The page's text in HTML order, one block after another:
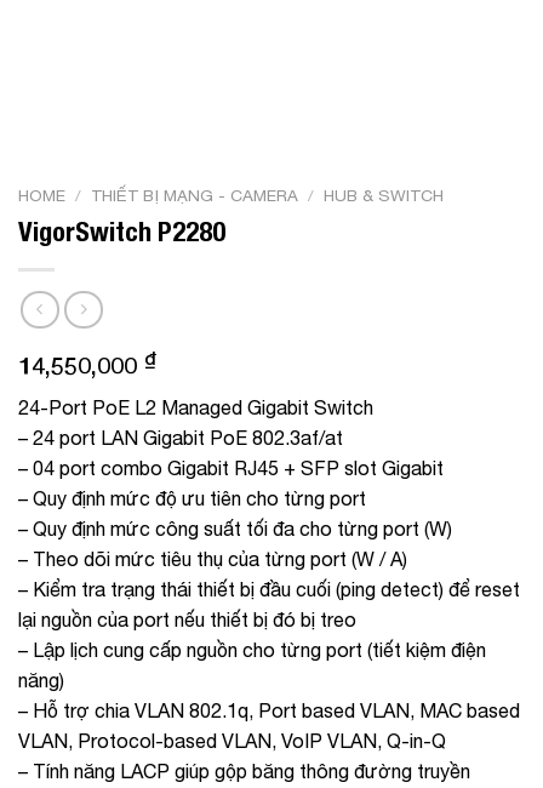
HOME / THIẾT BỊ MẠNG - CAMERA / HUB & SWITCH
VigorSwitch P2280
14,550,000 ₫
24-Port PoE L2 Managed Gigabit Switch
– 24 port LAN Gigabit PoE 802.3af/at
– 04 port combo Gigabit RJ45 + SFP slot Gigabit
– Quy định mức độ ưu tiên cho từng port
– Quy định mức công suất tối đa cho từng port (W)
– Theo dõi mức tiêu thụ của từng port (W / A)
– Kiểm tra trạng thái thiết bị đầu cuối (ping detect) để reset
lại nguồn của port nếu thiết bị đó bị treo
– Lập lịch cung cấp nguồn cho từng port (tiết kiệm điện
năng)
– Hỗ trợ chia VLAN 802.1q, Port based VLAN, MAC based
VLAN, Protocol-based VLAN, VoIP VLAN, Q-in-Q
– Tính năng LACP giúp gộp băng thông đường truyền